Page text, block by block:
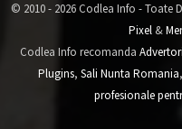
© 2010 - 2026 Codlea Info - Toate
Pixel&
Codlea Info recomanda
Plugins, Sali Nunta Romania,
profesionale